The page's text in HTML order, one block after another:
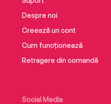
Despre noi
Creează un cont
Cum funcționează
Retragere din comandă
Social Media